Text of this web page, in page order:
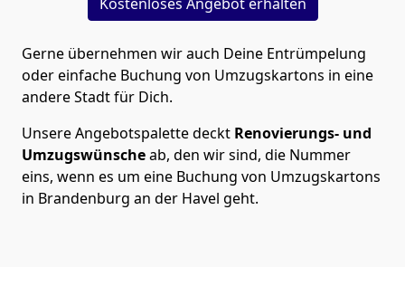
Gerne übernehmen wir auch Deine Entrümpelung
oder einfache Buchung von Umzugskartons in eine
andere Stadt für Dich.
Unsere Angebotspalette deckt Renovierungs- und
Umzugswünscheab, den wir sind, die Nummer
eins, wenn es um eine Buchung von Umzugskartons
in Brandenburg an der Havel geht.